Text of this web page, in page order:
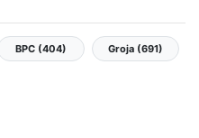
BPC (404) Groja (691)